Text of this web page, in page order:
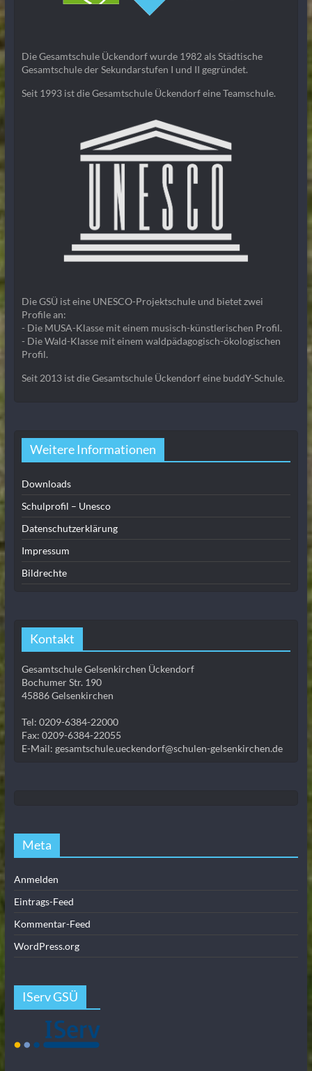
Die Gesamtschule Ückendorf wurde 1982 als Städtische
Gesamtschule der Sekundarstufen I und II gegründet.
Seit 1993 ist die Gesamtschule Ückendorf eine Teamschule.
Die GSÜ ist eine UNESCO-Projektschule und bietet zwei
Profile an:
- Die MUSA-Klasse mit einem musisch-künstlerischen Profil.
- Die Wald-Klasse mit einem waldpädagogisch-ökologischen
Profil.
Seit 2013 ist die Gesamtschule Ückendorf eine buddY-Schule.
Weitere Informationen
Downloads
Schulprofil – Unesco
Datenschutzerklärung
Impressum
Bildrechte
Kontakt
Gesamtschule Gelsenkirchen Ückendorf
Bochumer Str. 190
45886 Gelsenkirchen
Tel: 0209-6384-22000
Fax: 0209-6384-22055
E-Mail: gesamtschule.ueckendorf@schulen-gelsenkirchen.de
Meta
Anmelden
Eintrags-Feed
Kommentar-Feed
WordPress.org
IServ GSÜ